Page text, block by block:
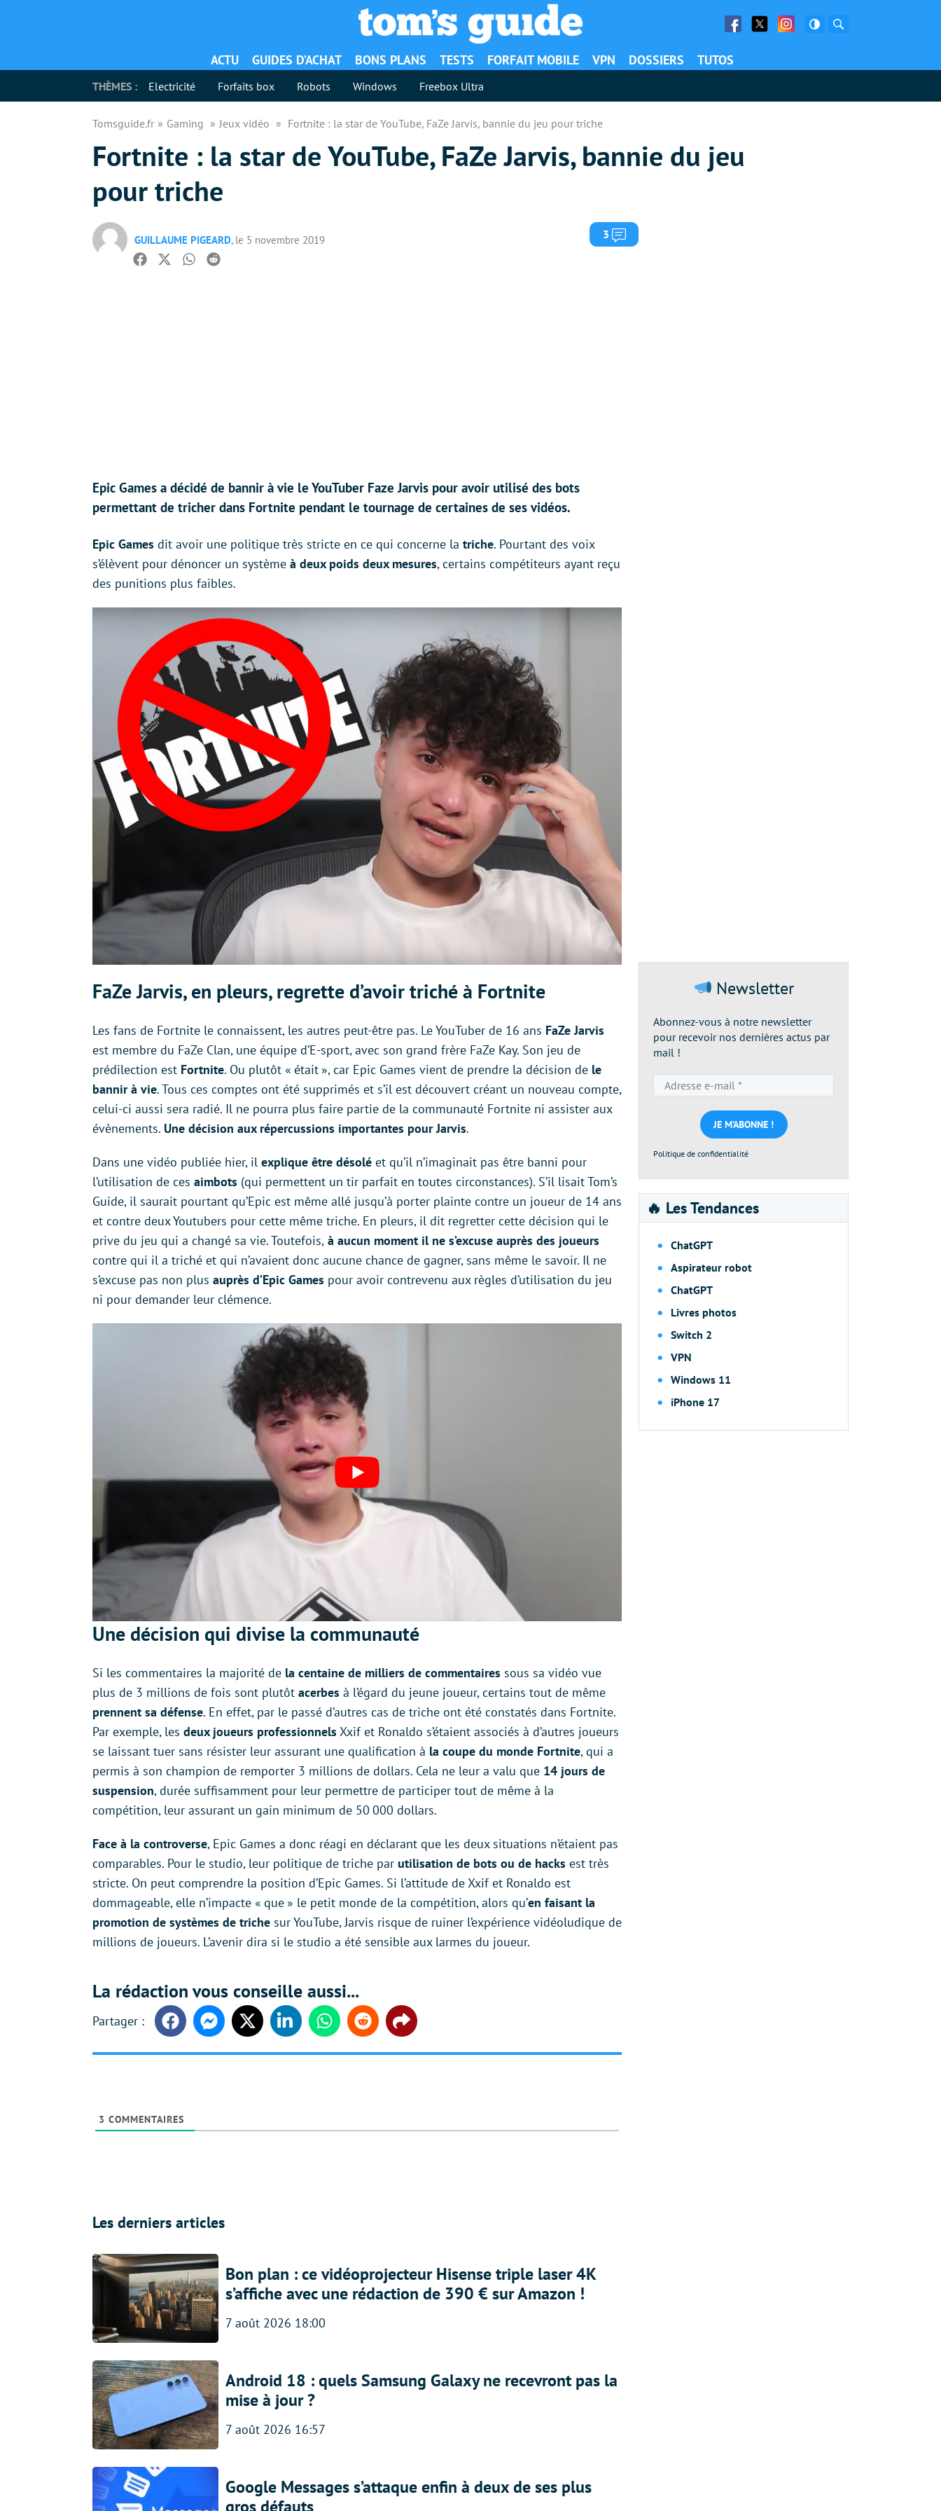
Facebook
Twitter Facebook
ACTU GUIDES D’ACHAT BONS PLANS TESTS FORFAIT MOBILE VPN DOSSIERS TUTOS
THÈMES : Electricité Forfaits box Robots Windows Freebox Ultra
Tomsguide.fr Gaming Jeux vidéo Fortnite : la star de YouTube, FaZe Jarvis, bannie du jeu pour triche
Fortnite : la star de YouTube, FaZe Jarvis, bannie du jeu
pour triche
GUILLAUME PIGEARD, le 5 novembre 2019 3 Commentaires
Facebook
TwitterWhatsapp
Reddit
Epic Games a décidé de bannir à vie le YouTuber Faze Jarvis pour avoir utilisé des bots
permettant de tricher dans Fortnite pendant le tournage de certaines de ses vidéos.
Epic Games dit avoir une politique très stricte en ce qui concerne la triche. Pourtant des voix
s’élèvent pour dénoncer un système à deux poids deux mesures, certains compétiteurs ayant reçu
des punitions plus faibles.
FaZe Jarvis, en pleurs, regrette d’avoir triché à Fortnite
Les fans de Fortnite le connaissent, les autres peut-être pas. Le YouTuber de 16 ans FaZe Jarvis
est membre du FaZe Clan, une équipe d’E-sport, avec son grand frère FaZe Kay. Son jeu de
prédilection est Fortnite. Ou plutôt « était », car Epic Games vient de prendre la décision de le
bannir à vie. Tous ces comptes ont été supprimés et s’il est découvert créant un nouveau compte,
celui-ci aussi sera radié. Il ne pourra plus faire partie de la communauté Fortnite ni assister aux
évènements. Une décision aux répercussions importantes pour Jarvis.
Dans une vidéo publiée hier, il explique être désolé et qu’il n’imaginait pas être banni pour
l’utilisation de ces aimbots (qui permettent un tir parfait en toutes circonstances). S’il lisait Tom’s
Guide, il saurait pourtant qu’Epic est même allé jusqu’à porter plainte contre un joueur de 14 ans
et contre deux Youtubers pour cette même triche. En pleurs, il dit regretter cette décision qui le
prive du jeu qui a changé sa vie. Toutefois, à aucun moment il ne s’excuse auprès des joueurs
contre qui il a triché et qui n’avaient donc aucune chance de gagner, sans même le savoir. Il ne
s’excuse pas non plus auprès d’Epic Games pour avoir contrevenu aux règles d’utilisation du jeu
ni pour demander leur clémence.
Une décision qui divise la communauté
Si les commentaires la majorité de la centaine de milliers de commentaires sous sa vidéo vue
plus de 3 millions de fois sont plutôt acerbes à l’égard du jeune joueur, certains tout de même
prennent sa défense. En effet, par le passé d’autres cas de triche ont été constatés dans Fortnite.
Par exemple, les deux joueurs professionnels Xxif et Ronaldo s’étaient associés à d’autres joueurs
se laissant tuer sans résister leur assurant une qualification à la coupe du monde Fortnite, qui a
permis à son champion de remporter 3 millions de dollars. Cela ne leur a valu que 14 jours de
suspension, durée suffisamment pour leur permettre de participer tout de même à la
compétition, leur assurant un gain minimum de 50 000 dollars.
Face à la controverse, Epic Games a donc réagi en déclarant que les deux situations n’étaient pas
comparables. Pour le studio, leur politique de triche par utilisation de bots ou de hacks est très
stricte. On peut comprendre la position d’Epic Games. Si l’attitude de Xxif et Ronaldo est
dommageable, elle n’impacte « que » le petit monde de la compétition, alors qu’en faisant la
promotion de systèmes de triche sur YouTube, Jarvis risque de ruiner l’expérience vidéoludique de
millions de joueurs. L’avenir dira si le studio a été sensible aux larmes du joueur.
La rédaction vous conseille aussi...
FacebookMessengerTwitter LinkedinWhatsappReddit Share
3 COMMENTAIRES
Les derniers articles
Bon plan : ce vidéoprojecteur Hisense triple laser 4K
s’affiche avec une rédaction de 390 € sur Amazon !
7 août 2026 18:00
Android 18 : quels Samsung Galaxy ne recevront pas la
mise à jour ?
7 août 2026 16:57
Google Messages s’attaque enfin à deux de ses plus
gros défauts
Newsletter
Abonnez-vous à notre newsletter
pour recevoir nos dernières actus par
mail !
e-
mail
*
Politique de confidentialité
🔥 Les Tendances
ChatGPT
Aspirateur robot
ChatGPT
Livres photos
Switch 2
VPN
Windows 11
iPhone 17